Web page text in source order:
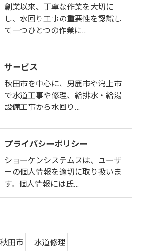
創業以来、丁寧な作業を大切に
し、水回り工事の重要性を認識し
て一つひとつの作業に…
サービス
秋田市を中心に、男鹿市や潟上市
で水道工事や修理、給排水・給湯
設備工事から水回り…
プライバシーポリシー
ショーケンシステムスは、ユーザ
ーの個人情報を適切に取り扱いま
す。個人情報には氏…
秋田市 水道修理